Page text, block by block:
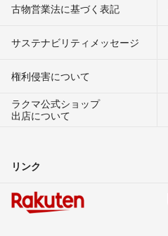
古物営業法に基づく表記
サステナビリティメッセージ
権利侵害について
ラクマ公式ショップ
出店について
リンク